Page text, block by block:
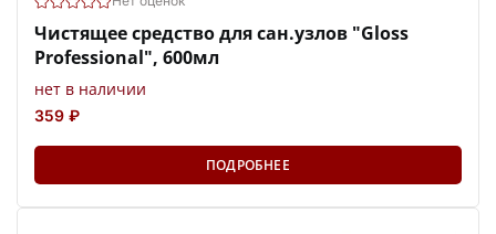
Чистящее средство для сан.узлов "Gloss
Professional", 600мл
нет в наличии
359 ₽
ПОДРОБНЕЕ